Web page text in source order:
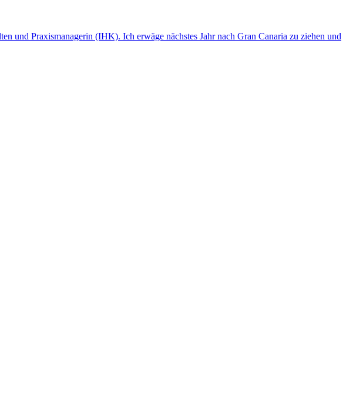
und Praxismanagerin (IHK). Ich erwäge nächstes Jahr nach Gran Canaria zu ziehen und